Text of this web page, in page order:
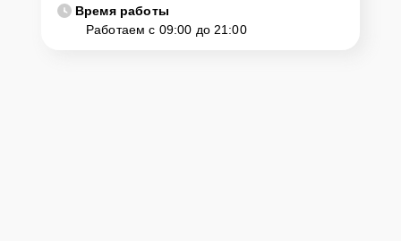
Время работы
Работаем с 09:00 до 21:00